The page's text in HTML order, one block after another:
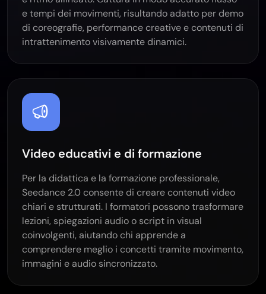
e tempi dei movimenti, risultando adatto per demo
di coreografie, performance creative e contenuti di
intrattenimento visivamente dinamici.
Video educativi e di formazione
Per la didattica e la formazione professionale,
Seedance 2.0 consente di creare contenuti video
chiari e strutturati. I formatori possono trasformare
lezioni, spiegazioni audio o script in visual
coinvolgenti, aiutando chi apprende a
comprendere meglio i concetti tramite movimento,
immagini e audio sincronizzato.